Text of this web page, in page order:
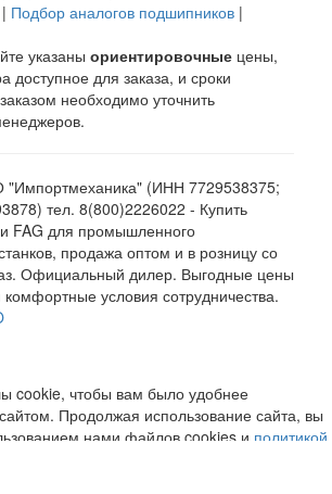
| Подбор аналогов подшипников |
указаны ориентировочные цены,
доступное для заказа, и сроки
необходимо уточнить
(ИНН 7729538375;
тел. 8(800)2226022 - Купить
FAG для промышленного
продажа оптом и в розницу со
Официальный дилер. Выгодные цены
условия сотрудничества.
cookie, чтобы вам было удобнее
Продолжая использование сайта, вы
нами файлов cookies и политикой